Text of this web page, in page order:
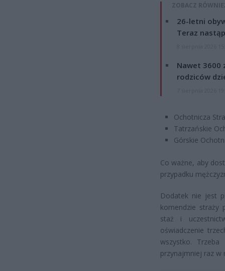
ZOBACZ
26-letni
Teraz
Nawet 3600
rodziców
Ochotnicza
Tatrzańskie
Górskie
Co ważne, aby
przypadku
Dodatek nie jest
komendzie straży
staż i
oświadczenie
wszystko.
przynajmniej raz w